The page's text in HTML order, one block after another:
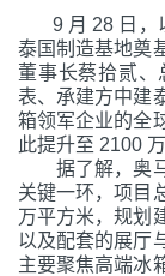
9 月 28 日，
泰国制造基地奠
董事长蔡拾贰
表、承建方中建
箱领军企业的全
此提升至 2100
据了解，奥马
关键一环，项目
万平方米，规划
以及配套的展厅
主要聚焦高端冰